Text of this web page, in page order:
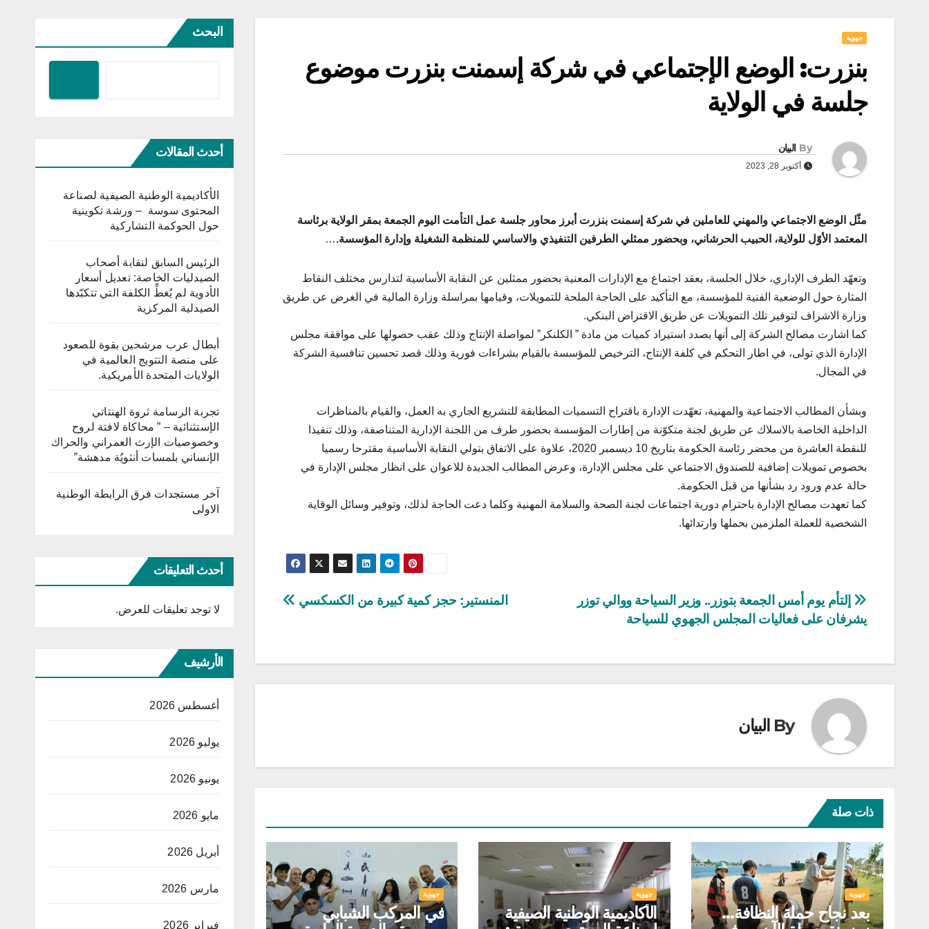
جهوية
بنزرت: الوضع الإجتماعي في شركة إسمنت بنزرت موضوع
جلسة في الولاية
By البيان
أكتوبر 28, 2023
مثّل الوضع الاجتماعي والمهني للعاملين في شركة إسمنت بنزرت أبرز محاور جلسة عمل التأمت اليوم الجمعة بمقر الولاية برئاسة
المعتمد الأوّل للولاية، الحبيب الحرشاني، وبحضور ممثلي الطرفين التنفيذي والاساسي للمنظمة الشغيلة وإدارة المؤسسة.…
وتعهّد الطرف الإداري، خلال الجلسة، بعقد اجتماع مع الإدارات المعنية بحضور ممثلين عن النقابة الأساسية لتدارس مختلف النقاط
المثارة حول الوضعية الفنية للمؤسسة، مع التأكيد على الحاجة الملحة للتمويلات، وقيامها بمراسلة وزارة المالية في الغرض عن طريق
وزارة الاشراف لتوفير تلك التمويلات عن طريق الاقتراض البنكي.
كما اشارت مصالح الشركة إلى أنها بصدد استيراد كميات من مادة ” الكلنكر” لمواصلة الإنتاج وذلك عقب حصولها على موافقة مجلس
الإدارة الذي تولى، في اطار التحكم في كلفة الإنتاج، الترخيص للمؤسسة بالقيام بشراءات فورية وذلك قصد تحسين تنافسية الشركة
في المجال.
وبشأن المطالب الاجتماعية والمهنية، تعهّدت الإدارة باقتراح التسميات المطابقة للتشريع الجاري به العمل، والقيام بالمناظرات
الداخلية الخاصة بالاسلاك عن طريق لجنة متكوّنة من إطارات المؤسسة بحضور طرف من اللجنة الإدارية المتناصفة، وذلك تنفيذا
للنقطة العاشرة من محضر رئاسة الحكومة بتاريخ 10 ديسمبر 2020، علاوة على الاتفاق بتولي النقابة الأساسية مقترحا رسميا
بخصوص تمويلات إضافية للصندوق الاجتماعي على مجلس الإدارة، وعرض المطالب الجديدة للاعوان على انظار مجلس الإدارة في
حالة عدم ورود رد بشأنها من قبل الحكومة.
كما تعهدت مصالح الإدارة باحترام دورية اجتماعات لجنة الصحة والسلامة المهنية وكلما دعت الحاجة لذلك، وتوفير وسائل الوقاية
الشخصية للعملة الملزمين بحملها وارتدائها.
تصفّح
المقالات
المنستير: حجز كمية كبيرة من الكسكسي
إلتأم يوم أمس الجمعة بتوزر.. وزير السياحة ووالي توزر
يشرفان على فعاليات المجلس الجهوي للسياحة
By البيان
ذات صلة
جهوية
بعد نجاح حملة النظافة…
جهوية
الأكاديمية الوطنية الصيفية
جهوية
في المركب الشبابي
البحث
أحدث المقالات
الأكاديمية الوطنية الصيفية لصناعة
المحتوى سوسة – ورشة تكوينية
حول الحوكمة التشاركية
الرئيس السابق لنقابة أصحاب
الصيدليات الخاصة: تعديل أسعار
الأدوية لم يُغطِّ الكلفة التي تتكبّدها
الصيدلية المركزية
أبطال عرب مرشحين بقوة للصعود
على منصة التتويج العالمية في
الولايات المتحدة الأمريكية.
تجربة الرسامة ثروة الهنتاتي
الإستثنائية – ” محاكاة لافتة لروح
وخصوصيات الإرث العمراني والحراك
الإنساني بلمسات أنثويٌة مدهشة”
آخر مستجدات فرق الرابطة الوطنية
الاولى
أحدث التعليقات
لا توجد تعليقات للعرض.
الأرشيف
أغسطس 2026
يوليو 2026
يونيو 2026
مايو 2026
أبريل 2026
مارس 2026
فبراير 2026